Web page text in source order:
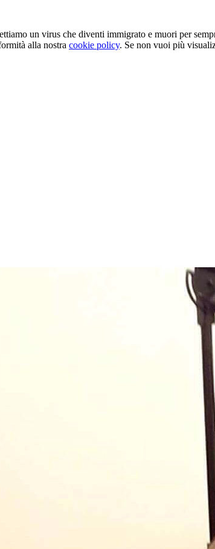
un virus che diventi immigrato e muori per
alla nostra cookie policy. Se non vuoi più